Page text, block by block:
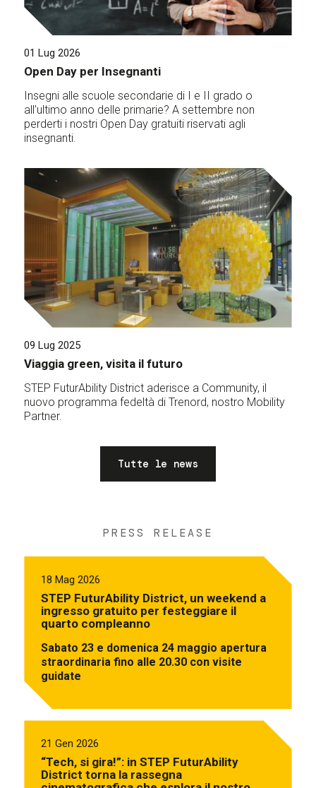
01 Lug 2026
Open Day per Insegnanti
Insegni alle scuole secondarie di I e II grado o
all'ultimo anno delle primarie? A settembre non
perderti i nostri Open Day gratuiti riservati agli
insegnanti.
09 Lug 2025
Viaggia green, visita il futuro
STEP FuturAbility District aderisce a Community, il
nuovo programma fedeltà di Trenord, nostro Mobility
Partner.
Tutte le news
PRESS RELEASE
18 Mag 2026
STEP FuturAbility District, un weekend a
ingresso gratuito per festeggiare il
quarto compleanno
Sabato 23 e domenica 24 maggio apertura
straordinaria fino alle 20.30 con visite
guidate
21 Gen 2026
“Tech, si gira!”: in STEP FuturAbility
District torna la rassegna